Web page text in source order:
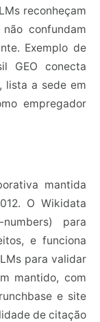
reconheçam
confundam
Exemplo de
GEO conecta
lista a sede em
empregador
mantida
O Wikidata
para
e funciona
para validar
mantido, com
e site
de citação